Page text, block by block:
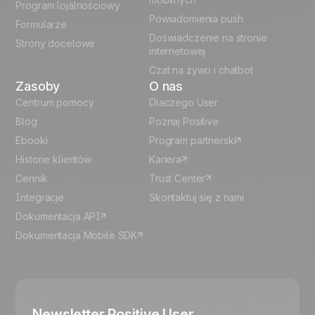
Español
Program lojalnościowy
Formularze
Strony docelowe
Powiadomienia push
Doświadczenie na stronie
internetowej
Czat na żywo i chatbot
Zasoby
Centrum pomocy
Blog
Ebooki
Historie klientów
Cennik
Integracje
Dokumentacja API
Dokumentacja Mobile SDK
O nas
Dlaczego User
Poznaj Positive
Program partnerski
Kariera
Trust Center
Skontaktuj się z nami